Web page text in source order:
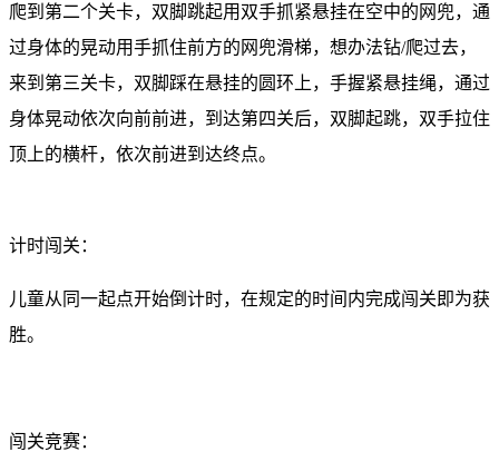
爬到第二个关卡，双脚跳起用双手抓紧悬挂在空中的网兜，通
过身体的晃动用手抓住前方的网兜滑梯，想办法钻/爬过去，
来到第三关卡，双脚踩在悬挂的圆环上，手握紧悬挂绳，通过
身体晃动依次向前前进，到达第四关后，双脚起跳，双手拉住
顶上的横杆，依次前进到达终点。
计时闯关：
儿童从同一起点开始倒计时，在规定的时间内完成闯关即为获
胜。
闯关竞赛：